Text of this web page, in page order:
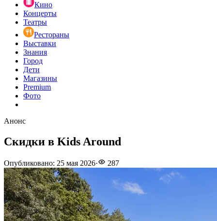
Кино
Концерты
Театры
Рестораны
Выставки
Знания
Город
Дети
Магазины
Premium
Фото
Анонс
Скидки в Kids Around
Опубликовано: 25 мая 2026· 287